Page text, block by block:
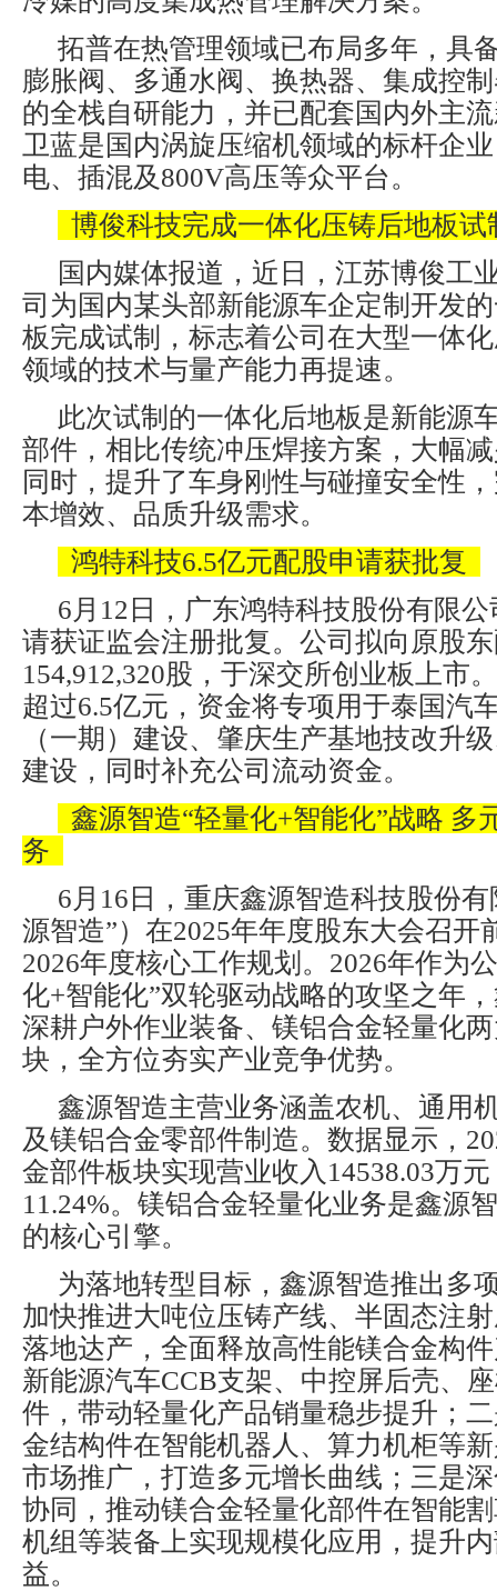
拓普在热管理领域已布局多年，具
膨胀阀、多通水阀、换热器、集成控
的全栈自研能力，并已配套国内外主
卫蓝是国内涡旋压缩机领域的标杆企
电、插混及800V高压等众平台。
博俊科技完成一体化压铸后地板试
国内媒体报道，近日，江苏博俊工
司为国内某头部新能源车企定制开发
板完成试制，标志着公司在大型一体
领域的技术与量产能力再提速。
此次试制的一体化后地板是新能源
部件，相比传统冲压焊接方案，大幅
同时，提升了车身刚性与碰撞安全性
本增效、品质升级需求。
鸿特科技6.5亿元配股申请获批复
6月12日，广东鸿特科技股份有限
请获证监会注册批复。公司拟向原股
154,912,320股，于深交所创业板上市
超过6.5亿元，资金将专项用于泰国汽
（一期）建设、肇庆生产基地技改升
建设，同时补充公司流动资金。
鑫源智造“轻量化+智能化”战略 多
务
6月16日，重庆鑫源智造科技股份
源智造”）在2025年年度股东大会召开
2026年度核心工作规划。2026年作为
化+智能化”双轮驱动战略的攻坚之年
深耕户外作业装备、镁铝合金轻量化
块，全方位夯实产业竞争优势。
鑫源智造主营业务涵盖农机、通用
及镁铝合金零部件制造。数据显示，
金部件板块实现营业收入14538.03万
11.24%。镁铝合金轻量化业务是鑫源
的核心引擎。
为落地转型目标，鑫源智造推出多
加快推进大吨位压铸产线、半固态注
落地达产，全面释放高性能镁合金构
新能源汽车CCB支架、中控屏后壳、
件，带动轻量化产品销量稳步提升；
金结构件在智能机器人、算力机柜等
市场推广，打造多元增长曲线；三是
协同，推动镁合金轻量化部件在智能
机组等装备上实现规模化应用，提升
益。